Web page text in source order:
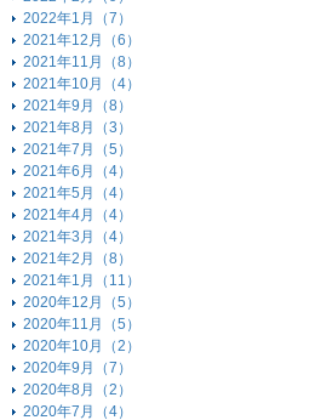
2022年1月（7）
2021年12月（6）
2021年11月（8）
2021年10月（4）
2021年9月（8）
2021年8月（3）
2021年7月（5）
2021年6月（4）
2021年5月（4）
2021年4月（4）
2021年3月（4）
2021年2月（8）
2021年1月（11）
2020年12月（5）
2020年11月（5）
2020年10月（2）
2020年9月（7）
2020年8月（2）
2020年7月（4）